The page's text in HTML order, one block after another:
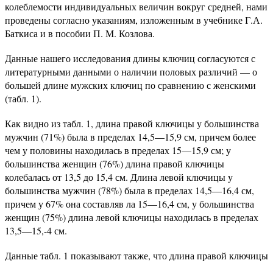
колеблемости индивидуальных величин вокруг средней, нами
проведены согласно указаниям, изложенным в учебнике Г.А.
Баткиса и в пособии П. М. Козлова.
Данные нашего исследования длины ключиц согласуются с
литературными данными о наличии половых различий — о
большей длине мужских ключиц по сравнению с женскими
(табл. 1).
Как видно из табл. 1, длина правой ключицы у большинства
мужчин (71%) была в пределах 14,5—15,9 см, причем более
чем у половины находилась в пределах 15—15,9 см; у
большинства женщин (76%) длина правой ключицы
колебалась от 13,5 до 15,4 см. Длина левой ключицы у
большинства мужчин (78%) была в пределах 14,5—16,4 см,
причем у 67% она составляв ла 15—16,4 см, у большинства
женщин (75%) длина левой ключицы находилась в пределах
13,5—15,-4 см.
Данные табл. 1 показывают также, что длина правой ключицы